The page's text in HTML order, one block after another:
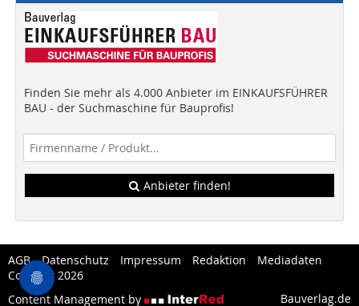
Finden Sie mehr als 4.000 Anbieter im EINKAUFSFÜHRER
BAU - der Suchmaschine für Bauprofis!
Anbieter finden!
AGB Datenschutz Impressum Redaktion
Mediadaten
Copytest 2026
Content Management by
Bauverlag.de